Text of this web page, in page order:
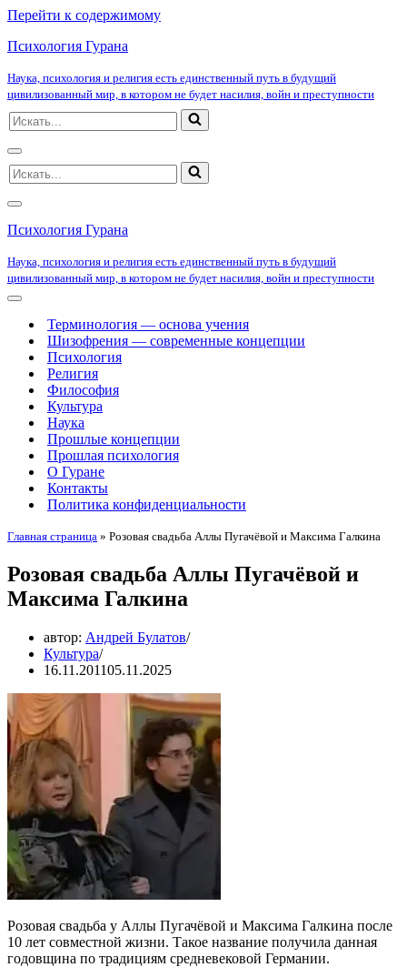
Перейти к содержимому
Психология Гурана
Наука, психология и религия есть единственный путь в будущий
цивилизованный мир, в котором не будет насилия, войн и преступности
Искать...
Меню
навигации
Искать...
Меню
навигации
Психология Гурана
Наука, психология и религия есть единственный путь в будущий
цивилизованный мир, в котором не будет насилия, войн и преступности
Меню
навигацииТерминология — основа учения
Шизофрения — современные концепции
Психология
Религия
Философия
Культура
Наука
Прошлые концепции
Прошлая психология
О Гуране
Контакты
Политика конфиденциальности
Главная страница » Розовая свадьба Аллы Пугачёвой и Максима Галкина
Розовая свадьба Аллы Пугачёвой и
Максима Галкина
автор: Андрей Булатов
Культура
16.11.201105.11.2025
Розовая свадьба у Аллы Пугачёвой и Максима Галкина после
10 лет совместной жизни. Такое название получила данная
годовщина по традициям средневековой Германии.